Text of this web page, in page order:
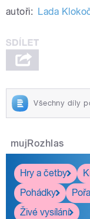
autoři: Lada
Všechny díly
mujRozhlas
Hry a četby
Pohádky
Živé vysílání